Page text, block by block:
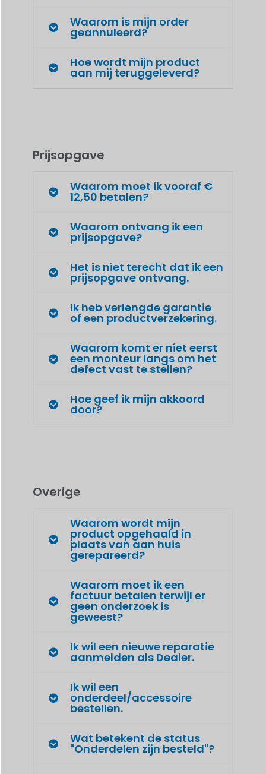
Waarom is mijn order
geannuleerd?
Hoe wordt mijn product
aan mij teruggeleverd?
Prijsopgave
Waarom moet ik vooraf €
12,50 betalen?
Waarom ontvang ik een
prijsopgave?
Het is niet terecht dat ik een
prijsopgave ontvang.
Ik heb verlengde garantie
of een productverzekering.
Waarom komt er niet eerst
een monteur langs om het
defect vast te stellen?
Hoe geef ik mijn akkoord
door?
Overige
Waarom wordt mijn
product opgehaald in
plaats van aan huis
gerepareerd?
Waarom moet ik een
factuur betalen terwijl er
geen onderzoek is
geweest?
Ik wil een nieuwe reparatie
aanmelden als Dealer.
Ik wil een
onderdeel/accessoire
bestellen.
Wat betekent de status
"Onderdelen zijn besteld"?